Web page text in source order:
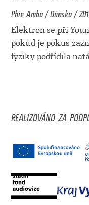
Phie Ambo / Dánsko /
Elektron se při
pokud je pokus
fyziky podřídila
REALIZOVÁNO ZA